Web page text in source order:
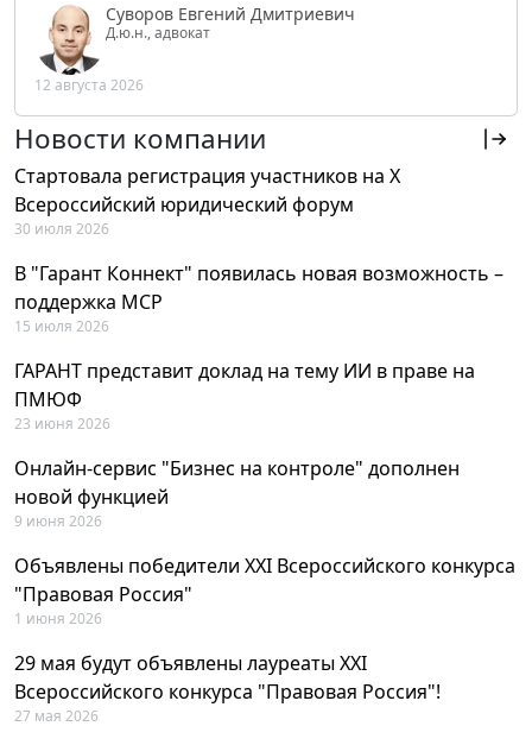
Суворов Евгений Дмитриевич
Д.ю.н., адвокат
12 августа 2026
Новости компании
Стартовала регистрация участников на X
Всероссийский юридический форум
30 июля 2026
В "Гарант Коннект" появилась новая возможность –
поддержка MCP
15 июля 2026
ГАРАНТ представит доклад на тему ИИ в праве на
ПМЮФ
23 июня 2026
Онлайн-сервис "Бизнес на контроле" дополнен
новой функцией
9 июня 2026
Объявлены победители XXI Всероссийского конкурса
"Правовая Россия"
1 июня 2026
29 мая будут объявлены лауреаты XXI
Всероссийского конкурса "Правовая Россия"!
27 мая 2026